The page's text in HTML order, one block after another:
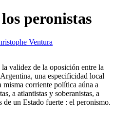
peronistas
Ventura
validez de la oposición entre la
una especificidad local
corriente política aúna a
a atlantistas y soberanistas, a
de un Estado fuerte : el peronismo.